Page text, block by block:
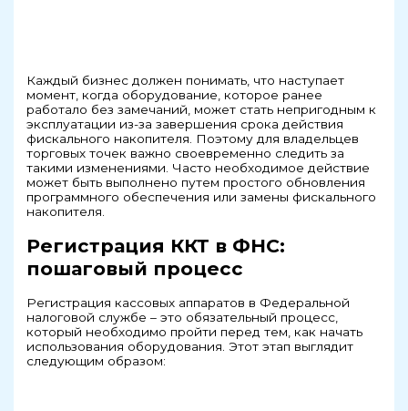
Каждый бизнес должен понимать, что наступает
момент, когда оборудование, которое ранее
работало без замечаний, может стать непригодным к
эксплуатации из-за завершения срока действия
фискального накопителя. Поэтому для владельцев
торговых точек важно своевременно следить за
такими изменениями. Часто необходимое действие
может быть выполнено путем простого обновления
программного обеспечения или замены фискального
накопителя.
Регистрация ККТ в ФНС:
пошаговый процесс
Регистрация кассовых аппаратов в Федеральной
налоговой службе – это обязательный процесс,
который необходимо пройти перед тем, как начать
использования оборудования. Этот этап выглядит
следующим образом: